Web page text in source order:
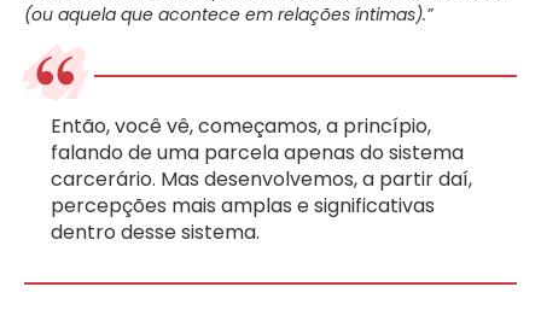
(ou aquela que acontece em relações íntimas).”
Então, você vê, começamos, a princípio,
falando de uma parcela apenas do sistema
carcerário. Mas desenvolvemos, a partir daí,
percepções mais amplas e significativas
dentro desse sistema.